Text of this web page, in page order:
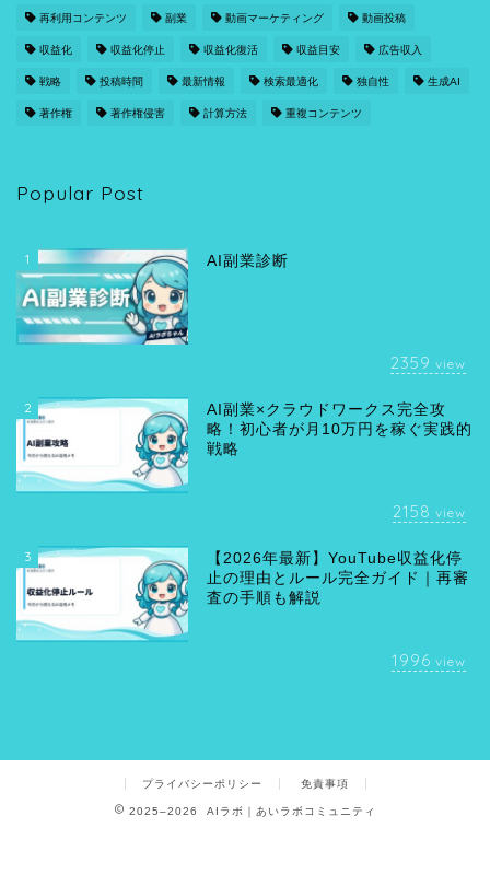
再利用コンテンツ 副業 動画マーケティング 動画投稿
収益化 収益化停止 収益化復活 収益目安 広告収入
戦略 投稿時間 最新情報 検索最適化 独自性 生成AI
著作権 著作権侵害 計算方法 重複コンテンツ
Popular Post
1 AI副業診断
2359 view
2
AI副業×クラウドワークス完全攻
略！初心者が月10万円を稼ぐ実践的
戦略
2158 view
3
【2026年最新】YouTube収益化停
止の理由とルール完全ガイド｜再審
査の手順も解説
1996 view
プライバシーポリシー 免責事項
2025–2026 AIラボ｜あいラボコミュニティ